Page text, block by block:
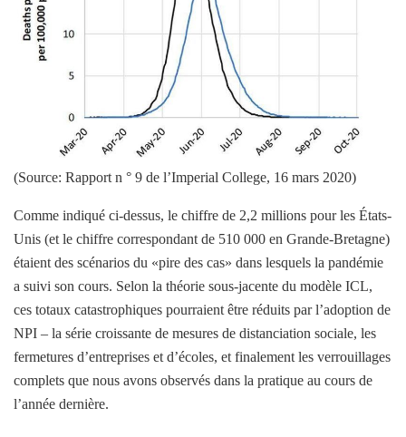
(Source: Rapport n ° 9 de l’Imperial College, 16 mars 2020)
Comme indiqué ci-dessus, le chiffre de 2,2 millions pour les États-
Unis (et le chiffre correspondant de 510 000 en Grande-Bretagne)
étaient des scénarios du «pire des cas» dans lesquels la pandémie
a suivi son cours. Selon la théorie sous-jacente du modèle ICL,
ces totaux catastrophiques pourraient être réduits par l’adoption de
NPI – la série croissante de mesures de distanciation sociale, les
fermetures d’entreprises et d’écoles, et finalement les verrouillages
complets que nous avons observés dans la pratique au cours de
l’année dernière.